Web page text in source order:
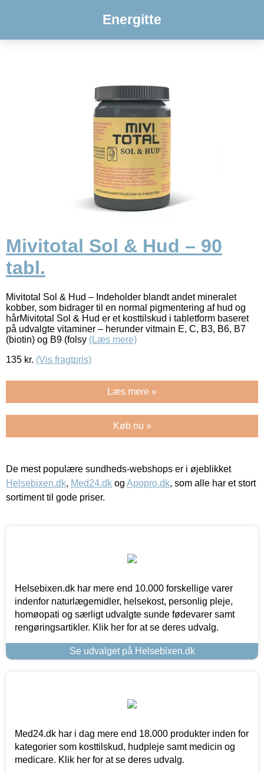
Energitte
Mivitotal Sol & Hud – 90
tabl.
Mivitotal Sol & Hud – Indeholder blandt andet mineralet
kobber, som bidrager til en normal pigmentering af hud og
hårMivitotal Sol & Hud er et kosttilskud i tabletform baseret
på udvalgte vitaminer – herunder vitmain E, C, B3, B6, B7
(biotin) og B9 (folsy (Læs mere)
135 kr. (Vis fragtpris)
Læs mere »
Køb nu »
De mest populære sundheds-webshops er i øjeblikket
Helsebixen.dk, Med24.dk og Apopro.dk, som alle har et stort
sortiment til gode priser.
Helsebixen.dk har mere end 10.000 forskellige varer
indenfor naturlægemidler, helsekost, personlig pleje,
homøopati og særligt udvalgte sunde fødevarer samt
rengøringsartikler. Klik her for at se deres udvalg.
Se udvalget på Helsebixen.dk
Med24.dk har i dag mere end 18.000 produkter inden for
kategorier som kosttilskud, hudpleje samt medicin og
medicare. Klik her for at se deres udvalg.